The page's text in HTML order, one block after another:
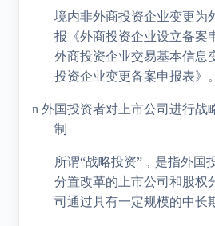
境内非外商投资企业变更为
报 《外商投资企业设立备
外商投资企业交易基本信息
投资企业变更备案申报表》。
n 外国投资者对上市公司进行战
制
所谓“战略投资”， 是指外国
分置改革的上市公司和股权
司通过具有一定规模的中长